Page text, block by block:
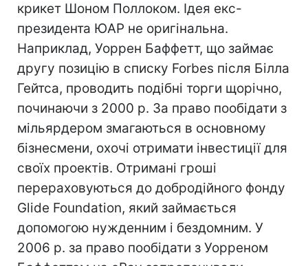
крикет Шоном Поллоком. Ідея екс-
президента ЮАР не оригінальна.
Наприклад, Уоррен Баффетт, що займає
другу позицію в списку Forbes після Білла
Гейтса, проводить подібні торги щорічно,
починаючи з 2000 р. За право пообідати з
мільярдером змагаються в основному
бізнесмени, охочі отримати інвестиції для
своїх проектів. Отримані гроші
перераховуються до добродійного фонду
Glide Foundation, який займається
допомогою нужденним і бездомним. У
2006 р. за право пообідати з Уорреном